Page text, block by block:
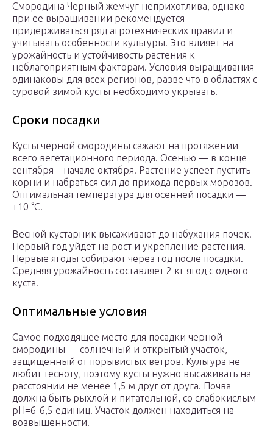
Смородина Черный жемчуг неприхотлива, однако
при ее выращивании рекомендуется
придерживаться ряд агротехнических правил и
учитывать особенности культуры. Это влияет на
урожайность и устойчивость растения к
неблагоприятным факторам. Условия выращивания
одинаковы для всех регионов, разве что в областях с
суровой зимой кусты необходимо укрывать.
Сроки посадки
Кусты черной смородины сажают на протяжении
всего вегетационного периода. Осенью — в конце
сентября – начале октября. Растение успеет пустить
корни и набраться сил до прихода первых морозов.
Оптимальная температура для осенней посадки —
+10 °С.
Весной кустарник высаживают до набухания почек.
Первый год уйдет на рост и укрепление растения.
Первые ягоды собирают через год после посадки.
Средняя урожайность составляет 2 кг ягод с одного
куста.
Оптимальные условия
Самое подходящее место для посадки черной
смородины — солнечный и открытый участок,
защищенный от порывистых ветров. Культура не
любит тесноту, поэтому кусты нужно высаживать на
расстоянии не менее 1,5 м друг от друга. Почва
должна быть рыхлой и питательной, со слабокислым
pH=6-6,5 единиц. Участок должен находиться на
возвышенности.